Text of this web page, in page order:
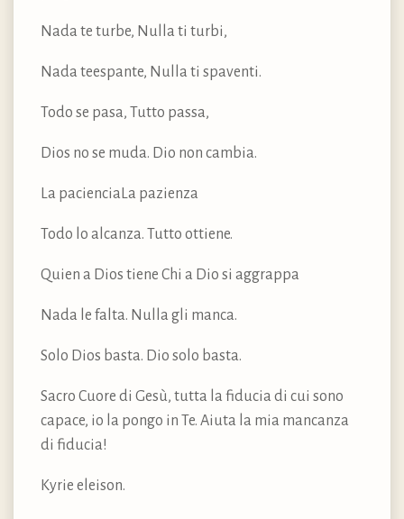
Nada te turbe, Nulla ti turbi,
Nada teespante, Nulla ti spaventi.
Todo se pasa, Tutto passa,
Dios no se muda. Dio non cambia.
La pacienciaLa pazienza
Todo lo alcanza. Tutto ottiene.
Quien a Dios tiene Chi a Dio si aggrappa
Nada le falta. Nulla gli manca.
Solo Dios basta. Dio solo basta.
Sacro Cuore di Gesù, tutta la fiducia di cui sono
capace, io la pongo in Te. Aiuta la mia mancanza
di fiducia!
Kyrie eleison.